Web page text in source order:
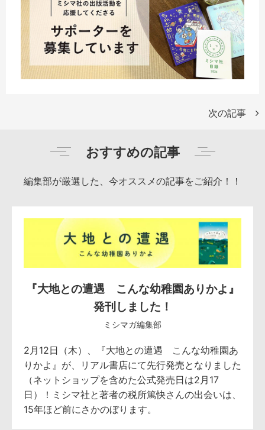
次の記事
おすすめの記事
編集部が厳選した、今オススメの記事をご紹介！！
『大地との遭遇 こんな幼稚園ありかよ』
発刊しました！
ミシマガ編集部
2月12日（木）、『大地との遭遇 こんな幼稚園あ
りかよ』が、リアル書店にて先行発売となりました
（ネットショップを含めた公式発売日は2月17
日）！ミシマ社と著者の税所篤快さんの出会いは、
15年ほど前にさかのぼります。